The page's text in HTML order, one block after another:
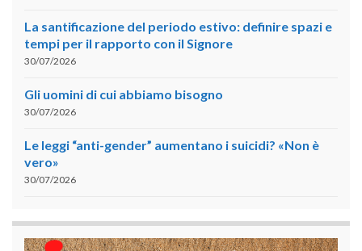
La santificazione del periodo estivo: definire spazi e
tempi per il rapporto con il Signore
30/07/2026
Gli uomini di cui abbiamo bisogno
30/07/2026
Le leggi “anti-gender” aumentano i suicidi? «Non è
vero»
30/07/2026